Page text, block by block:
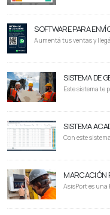
SOFTWARE PARA
Aumentá tus ventas y
SISTEMA DE
Este sistema te
SISTEMA
Con este
MARCACIÓN
AsisPort es una